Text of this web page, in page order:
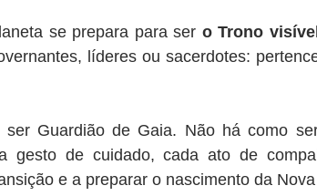
se prepara para ser o Trono
líderes ou sacerdotes:
Guardião de Gaia. Não há como
gesto de cuidado, cada ato de
e a preparar o nascimento da Nova